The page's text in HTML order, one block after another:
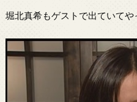
堀北真希もゲストで出ていてや